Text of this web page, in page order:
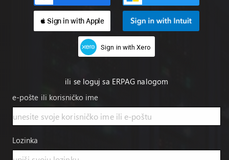
 Sign in with Apple
Sign in with Xero
ili se loguj sa ERPAG nalogom
e-pošte ili korisničko ime
Lozinka